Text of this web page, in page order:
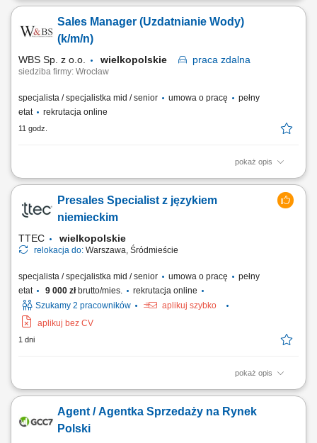
ich indywidualnych potrzeb, doradztwo techniczne i produktowe,
wspierające klientów w wyborze najbardziej odpowiednich rozwiązań,
Sales Manager (Uzdatnianie Wody)
(k/m/n)
WBS Sp. z o.o. wielkopolskie praca zdalna
siedziba firmy: Wrocław
specjalista / specjalistka mid / senior umowa o pracę
pełny
etat
rekrutacja online
11 godz.
pokaż opis
Opis stanowiska pracy/zadania: Aktywne pozyskiwanie nowych klientów
i rozwijanie sieci partnerów. Utrzymywanie stałego kontaktu z obecnymi
klientami oraz zapewnianie im bieżącego wsparcia. Prowadzenie
negocjacji handlowych oraz przygotowywanie ofert dopasowanych do
Presales Specialist z językiem
niemieckim
TTEC wielkopolskie
relokacja do: Warszawa, Śródmieście
specjalista / specjalistka mid / senior umowa o pracę
pełny
etat
9 000 złbrutto/mies.
rekrutacja online
Szukamy 2 pracowników
aplikuj szybko
aplikuj bez CV
1 dni
pokaż opis
As a Sales Representative (Presales) with German – Hybrid, working on
#experienceTTEC Our employees have spoken. Our purpose, team,
and company culture are amazing and our Great Place to Work®
Agent / Agentka Sprzedaży na Rynek
Polski